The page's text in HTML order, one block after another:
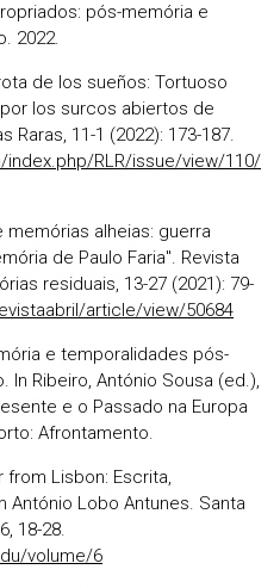
pós-memória e
2022.
de los sueños: Tortuoso
los surcos abiertos de
Raras, 11-1 (2022): 173-187.
RLR/issue/view/110/
alheias: guerra
de Paulo Faria". Revista
residuais, 13-27 (2021): 79-
article/view/50684
e temporalidades pós-
Ribeiro, António Sousa (ed.),
e o Passado na Europa
Afrontamento.
from Lisbon: Escrita,
Lobo Antunes. Santa
18-28.
volume/6